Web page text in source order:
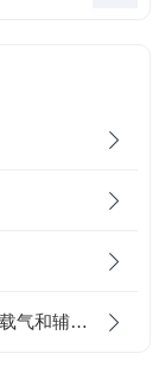
气相色谱仪如何选用不同气体纯度的气源做载气和辅助气体